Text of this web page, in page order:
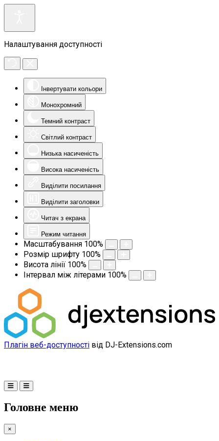
Налаштування доступності
Інвертувати кольори
Монохромний
Темний контраст
Світлий контраст
Низька насиченість
Висока насиченість
Виділити посилання
Виділити заголовки
Читач з екрана
Режим читання
Масштабування 100%
Розмір шрифту 100%
Висота лінії 100%
Інтервал між літерами 100%
Плагін веб-доступності від DJ-Extensions.com
Головне меню
×